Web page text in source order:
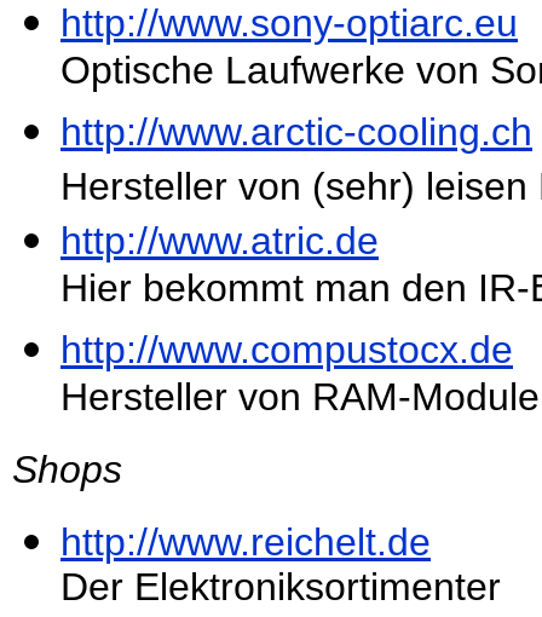
http://www.sony-optiarc.eu
Optische Laufwerke von
http://www.arctic-cooling.ch
Hersteller von (sehr) leisen
http://www.atric.de
Hier bekommt man den
http://www.compustocx.de
Hersteller von RAM-
Shops
http://www.reichelt.de
Der Elektroniksortimenter